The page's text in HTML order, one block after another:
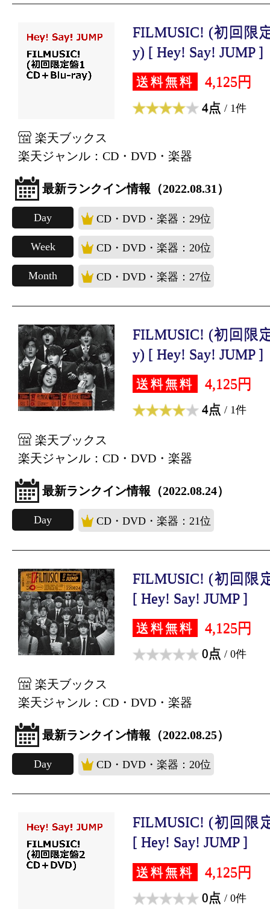
FILMUSIC! (初回限
y) [ Hey! Say! JUMP ]
送料無料 4,125円
4点 / 1件
楽天ブックス
楽天ジャンル：CD・DVD・楽器
最新ランクイン情報（2022.08.31）
Day CD・DVD・楽器：29位
Week CD・DVD・楽器：20位
Month CD・DVD・楽器：27位
FILMUSIC! (初回限
y) [ Hey! Say! JUMP ]
送料無料 4,125円
4点 / 1件
楽天ブックス
楽天ジャンル：CD・DVD・楽器
最新ランクイン情報（2022.08.24）
Day CD・DVD・楽器：21位
FILMUSIC! (初回限
[ Hey! Say! JUMP ]
送料無料 4,125円
0点 / 0件
楽天ブックス
楽天ジャンル：CD・DVD・楽器
最新ランクイン情報（2022.08.25）
Day CD・DVD・楽器：20位
FILMUSIC! (初回限
[ Hey! Say! JUMP ]
送料無料 4,125円
0点 / 0件